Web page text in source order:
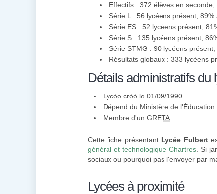
Effectifs : 372 élèves en
Série L : 56 lycéens présent, 89%
Série ES : 52 lycéens présent,
Série S : 135 lycéens présent,
Série STMG : 90 lycéens présent,
Résultats globaux : 333 lycéens
Détails administratifs du
Lycée créé le 01/09/1990
Dépend du Ministère de l'Éducation
Membre d'un GRETA
Cette fiche présentant Lycée Fulbert
général et technologique Chartres . Si
sociaux ou pourquoi pas l'envoyer par
Lycées à proximité